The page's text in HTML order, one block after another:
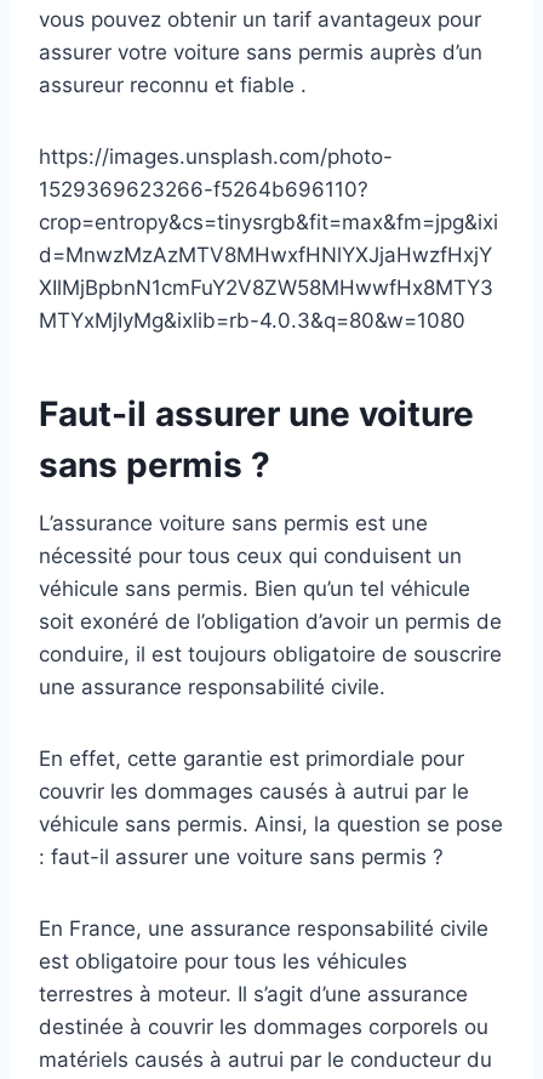
vous pouvez obtenir un tarif avantageux pour
assurer votre voiture sans permis auprès d’un
assureur reconnu et fiable .
https://images.unsplash.com/photo-
1529369623266-f5264b696110?
crop=entropy&cs=tinysrgb&fit=max&fm=jpg&ixi
d=MnwzMzAzMTV8MHwxfHNlYXJjaHwzfHxjY
XIlMjBpbnN1cmFuY2V8ZW58MHwwfHx8MTY3
MTYxMjIyMg&ixlib=rb-4.0.3&q=80&w=1080
Faut-il assurer une voiture
sans permis ?
L’assurance voiture sans permis est une
nécessité pour tous ceux qui conduisent un
véhicule sans permis. Bien qu’un tel véhicule
soit exonéré de l’obligation d’avoir un permis de
conduire, il est toujours obligatoire de souscrire
une assurance responsabilité civile.
En effet, cette garantie est primordiale pour
couvrir les dommages causés à autrui par le
véhicule sans permis. Ainsi, la question se pose
: faut-il assurer une voiture sans permis ?
En France, une assurance responsabilité civile
est obligatoire pour tous les véhicules
terrestres à moteur. Il s’agit d’une assurance
destinée à couvrir les dommages corporels ou
matériels causés à autrui par le conducteur du